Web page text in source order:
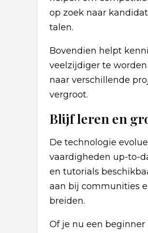
op zoek naar
talen.
Bovendien helpt
veelzijdiger te
naar verschillende
vergroot.
Blijf leren en
De technologie
vaardigheden up-to-
en tutorials
aan bij communities
breiden.
Of je nu een